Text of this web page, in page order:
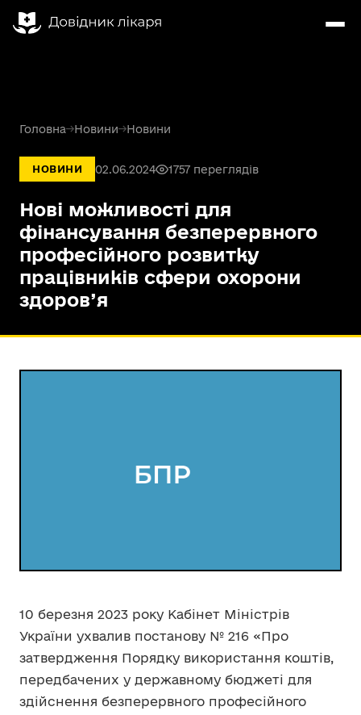
Головна→Новини→Новини
НОВИНИ 02.06.2024 1757 переглядів
Нові можливості для
фінансування безперервного
професійного розвитку
працівників сфери охорони
здоров’я
10 березня 2023 року Кабінет Міністрів
України ухвалив постанову № 216 «Про
затвердження Порядку використання коштів,
передбачених у державному бюджеті для
здійснення безперервного професійного